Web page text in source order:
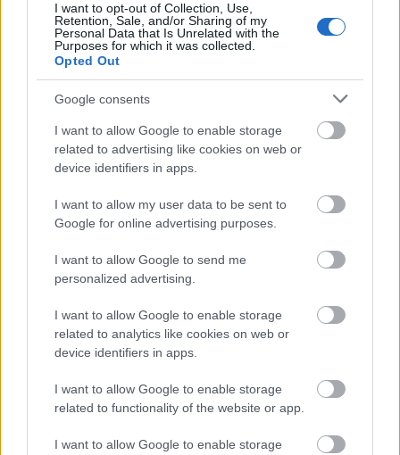
I want to opt-out of Collection, Use,
Retention, Sale, and/or Sharing of my
Personal Data that Is Unrelated with the
Purposes for which it was collected.
Opted Out
Google consents
I want to allow Google to enable storage
related to advertising like cookies on web or
device identifiers in apps.
I want to allow my user data to be sent to
Google for online advertising purposes.
I want to allow Google to send me
personalized advertising.
I want to allow Google to enable storage
related to analytics like cookies on web or
device identifiers in apps.
I want to allow Google to enable storage
related to functionality of the website or app.
I want to allow Google to enable storage
Ακολουθήστε το insider.gr στο Google News
πρώτοι όλες τιςειδήσεις από την Ελλάδα και τον κόσμο.